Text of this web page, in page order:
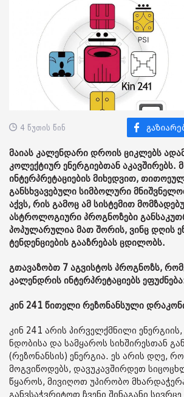
4 წუთის წინ
მაიას კალენდარი დროის ციკლებს
კოლექტიურ ენერგიებთან აკავშირებს.
ინტერპრეტაციების მიხედვით,
განსხვავებული სიმბოლური
აქვს, რის გამოც ამ სისტემით
ასტროლოგიური პროგნოზები
პოპულარულია მათ შორის, ვინც დღის
ტენდენციების გააზრებას ცდილობს.
გთავაზობთ 7 აგვისტოს პროგნოზს,
კალენდრის ინტერპრეტაციებს
კინ 241 წითელი რეზონანსული
კინ 241 არის პირველქმნილი ენერგიის,
ნდობისა და სამყაროს სიხშირესთან
(რეზონანსის) ენერგია. ეს არის დღე,
მოგვიწოდებს, დავუკავშირდეთ
წყაროს, მივიღოთ უპირობო
განვსაჭვრიტოთ ჩვენი შინაგანი